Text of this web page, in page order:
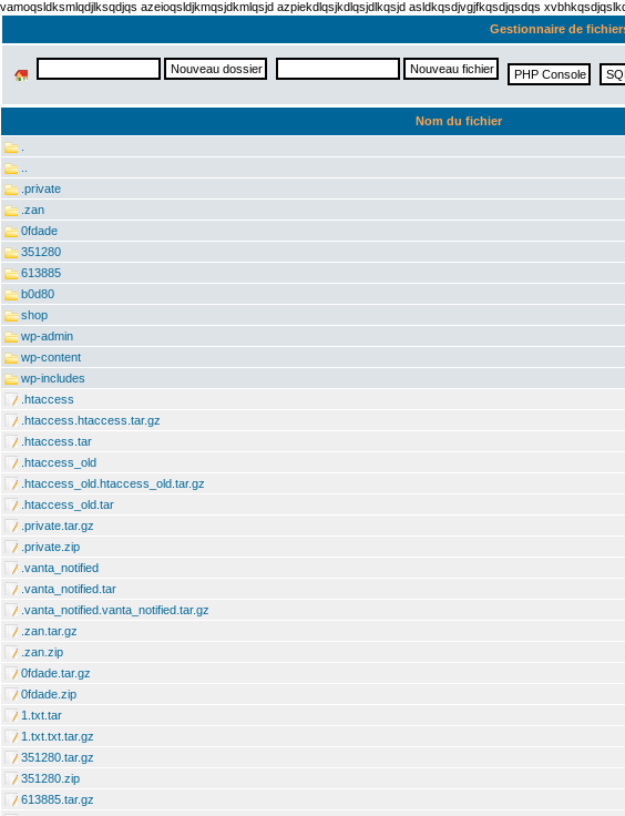
vamoqsldksmlqdjlksqdjqs azeioqsldjkmqsjdkmlqsjd azpiekdlqsjkdlqsjdlkqsjd asldkqsdjvgjfkqsdjqsdqs
Gestionnaire de
Nom du fichier
.private
.zan
0fdade
351280
613885
b0d80
shop
wp-admin
wp-content
wp-includes
.htaccess
.htaccess.htaccess.tar.gz
.htaccess.tar
.htaccess_old
.htaccess_old.htaccess_old.tar.gz
.htaccess_old.tar
.private.tar.gz
.private.zip
.vanta_notified
.vanta_notified.tar
.vanta_notified.vanta_notified.tar.gz
.zan.tar.gz
.zan.zip
0fdade.tar.gz
0fdade.zip
1.txt.tar
1.txt.txt.tar.gz
351280.tar.gz
351280.zip
613885.tar.gz